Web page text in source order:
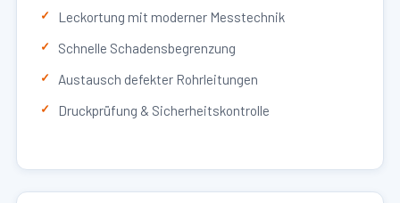
Leckortung mit moderner Messtechnik
Schnelle Schadensbegrenzung
Austausch defekter Rohrleitungen
Druckprüfung & Sicherheitskontrolle